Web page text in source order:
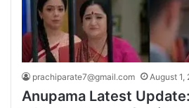
prachiparate7@gmail.com August 1,
Anupama Latest Update: